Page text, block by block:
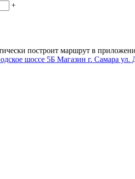
+
построит маршрут в
шоссе 5Б Магазин г. Самара ул.